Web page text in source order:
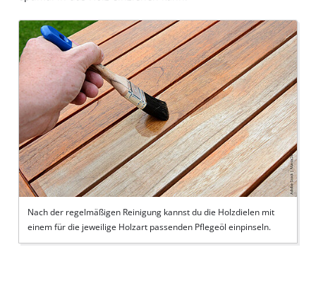
Nach der regelmäßigen Reinigung kannst du die Holzdielen mit
einem für die jeweilige Holzart passenden Pflegeöl einpinseln.